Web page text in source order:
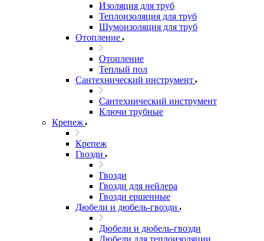
Изоляция для труб
Теплоизоляция для труб
Шумоизоляция для труб
Отопление
Отопление
Теплый пол
Сантехнический инструмент
Сантехнический инструмент
Ключи трубные
Крепеж
Крепеж
Гвозди
Гвозди
Гвозди для нейлера
Гвозди ершенные
Дюбели и дюбель-гвозди
Дюбели и дюбель-гвозди
Дюбели для теплоизоляции